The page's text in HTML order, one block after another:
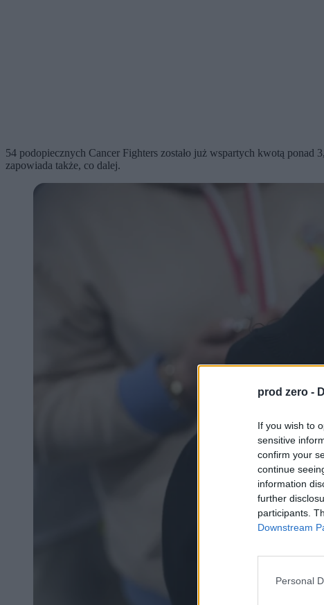
prod zero -
If you wish to
sensitive
confirm your
continue
information
further
participants.
Downstream
Personal
54 podopiecznych Cancer Fighters zostało już wspartych kwotą ponad
zapowiada także, co dalej.